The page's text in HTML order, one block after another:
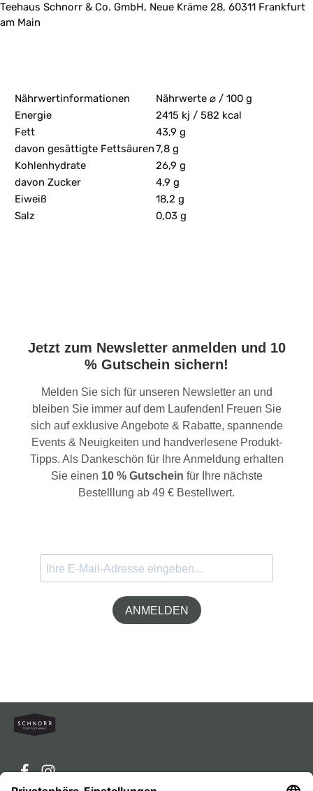
Teehaus Schnorr & Co. GmbH, Neue Kräme 28, 60311 Frankfurt
am Main
Nährwertinformationen
Nährwerte ⌀ / 100 g
Energie
2415 kj / 582 kcal
Fett
43,9 g
davon gesättigte Fettsäuren7,8 g
Kohlenhydrate
26,9 g
davon Zucker
4,9 g
Eiweiß
18,2 g
Salz
0,03 g
Jetzt zum Newsletter anmelden und 10
% Gutschein sichern!
Melden Sie sich für unseren Newsletter an und
bleiben Sie immer auf dem Laufenden! Freuen Sie
sich auf exklusive Angebote & Rabatte, spannende
Events & Neuigkeiten und handverlesene Produkt-
Tipps. Als Dankeschön für Ihre Anmeldung erhalten
Sie einen 10 % Gutschein für Ihre nächste
Bestelllung ab 49 € Bestellwert.
ANMELDEN